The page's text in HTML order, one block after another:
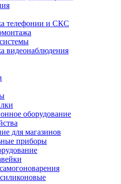
телефонии и СКС
видеонаблюдения
оборудование
для магазинов
приборы